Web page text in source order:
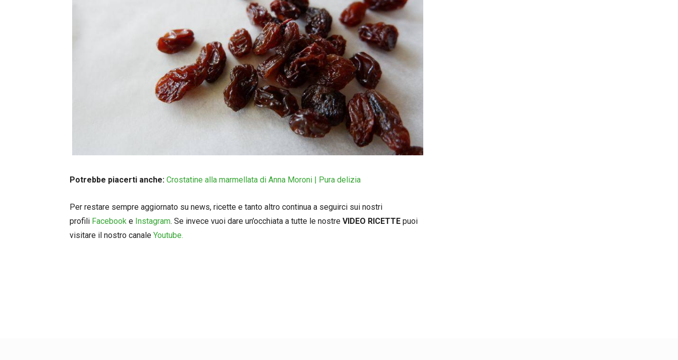
Potrebbe piacerti anche: Crostatine alla marmellata di Anna Moroni | Pura delizia
Per restare sempre aggiornato su news, ricette e tanto altro continua a seguirci sui nostri
profili Facebook e Instagram. Se invece vuoi dare un’occhiata a tutte le nostre VIDEO RICETTE puoi
visitare il nostro canale Youtube.